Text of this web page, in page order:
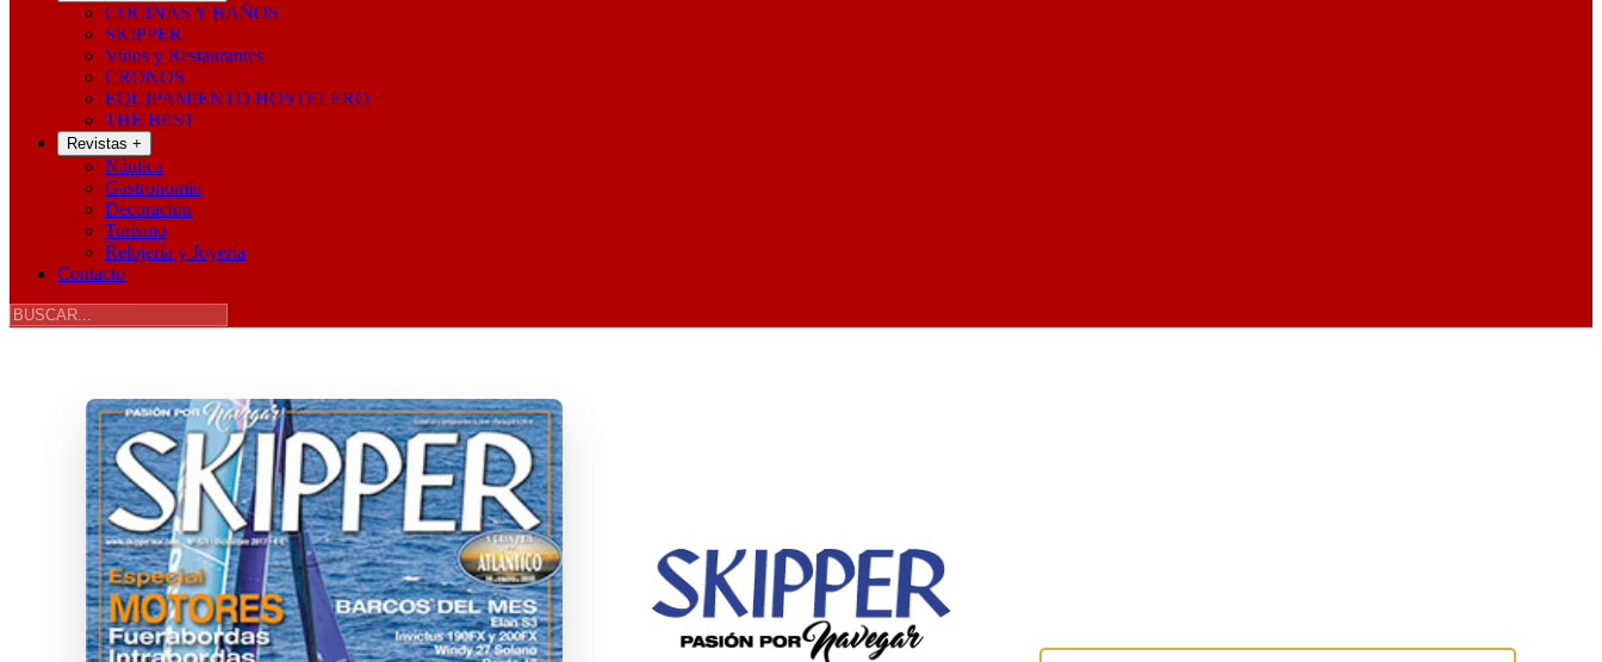
COCINAS Y BAÑOS
SKIPPER
Vinos y Restaurantes
CRONOS
EQUIPAMIENTO HOSTELERO
THE BEST
Revistas +
Náutica
Gastronomía
Decoración
Turismo
Relojería y Joyería
Contacto